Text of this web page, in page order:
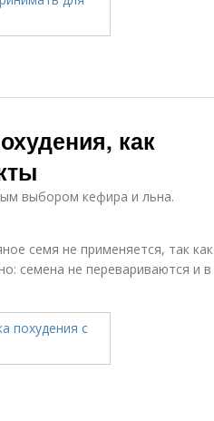
как
выбором кефира и льна.
семя не применяется, так как
семена не перевариваются и в